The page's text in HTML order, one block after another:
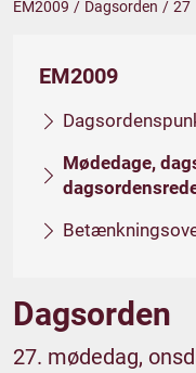
EM2009 / Dagsorden / 27
EM2009
Mødedage,
Dagsorden
27. mødedag,